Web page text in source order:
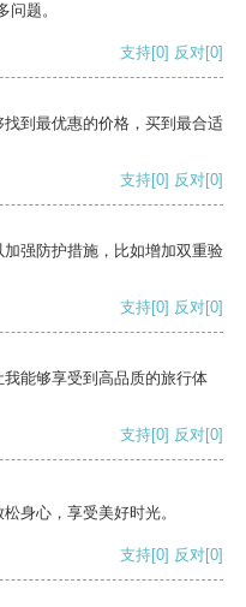
题。
支持[0] 反对[0]
到最优惠的价格，买到最合适
支持[0] 反对[0]
强防护措施，比如增加双重验
支持[0] 反对[0]
能够享受到高品质的旅行体
支持[0] 反对[0]
身心，享受美好时光。
支持[0] 反对[0]